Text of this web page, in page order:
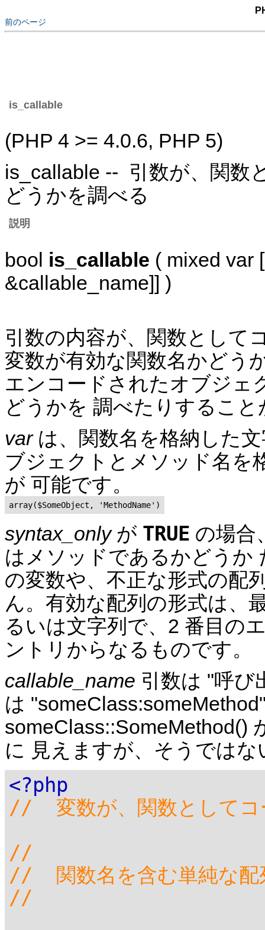
前のページ
is_callable
(PHP 4 >= 4.0.6, PHP 5)
is_callable -- 引数が、関数
どうかを調べる
説明
bool is_callable ( mixed var
&callable_name]] )
引数の内容が、関数として
変数が有効な関数名かどう
エンコードされたオブジェ
どうかを 調べたりすること
varは、関数名を格納した
ブジェクトとメソッド名を
が 可能です。
array($SomeObject, 'MethodName')
syntax_onlyが TRUE の場合
はメソッドであるかどうか
の変数や、不正な形式の配
ん。有効な配列の形式は、
るいは文字列で、2 番目の
ントリからなるものです。
callable_name 引数は "呼び
は
someClass::SomeMethod()
に 見えますが、そうでは
<?php
// 変数が、関数としてコ
//
// 関数名を含む単純な配
//